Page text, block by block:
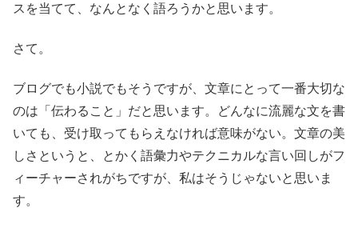
スを当てて、なんとなく語ろうかと思います。
さて。
ブログでも小説でもそうですが、文章にとって一番大切な
のは「伝わること」だと思います。どんなに流麗な文を書
いても、受け取ってもらえなければ意味がない。文章の美
しさというと、とかく語彙力やテクニカルな言い回しがフ
ィーチャーされがちですが、私はそうじゃないと思いま
す。